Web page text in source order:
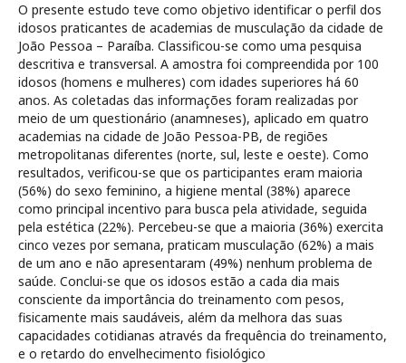
O presente estudo teve como objetivo identificar o perfil dos
idosos praticantes de academias de musculação da cidade de
João Pessoa – Paraíba. Classificou-se como uma pesquisa
descritiva e transversal. A amostra foi compreendida por 100
idosos (homens e mulheres) com idades superiores há 60
anos. As coletadas das informações foram realizadas por
meio de um questionário (anamneses), aplicado em quatro
academias na cidade de João Pessoa-PB, de regiões
metropolitanas diferentes (norte, sul, leste e oeste). Como
resultados, verificou-se que os participantes eram maioria
(56%) do sexo feminino, a higiene mental (38%) aparece
como principal incentivo para busca pela atividade, seguida
pela estética (22%). Percebeu-se que a maioria (36%) exercita
cinco vezes por semana, praticam musculação (62%) a mais
de um ano e não apresentaram (49%) nenhum problema de
saúde. Conclui-se que os idosos estão a cada dia mais
consciente da importância do treinamento com pesos,
fisicamente mais saudáveis, além da melhora das suas
capacidades cotidianas através da frequência do treinamento,
e o retardo do envelhecimento fisiológico